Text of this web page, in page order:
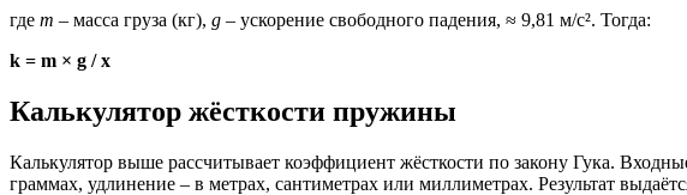
где m – масса груза (кг), g – ускорение свободного падения, ≈ 9,81 м/с². Тогда:
k = m × g / x
Калькулятор жёсткости пружины
Калькулятор выше рассчитывает коэффициент жёсткости по закону Гука.
граммах, удлинение – в метрах, сантиметрах или миллиметрах. Результат